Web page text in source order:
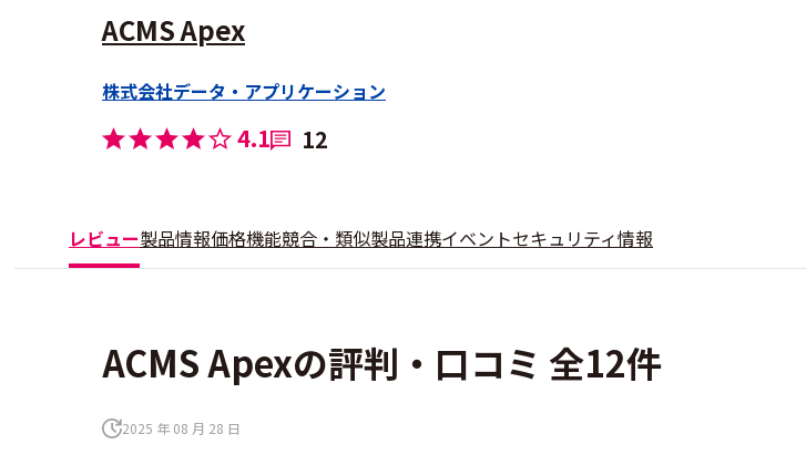
ACMS Apex
株式会社データ・アプリケーション
4.1 12
レビュー製品情報価格機能競合・類似製品連携イベントセキュリティ情報
ACMS Apexの評判・口コミ 全12件
2025 年 08 月 28 日